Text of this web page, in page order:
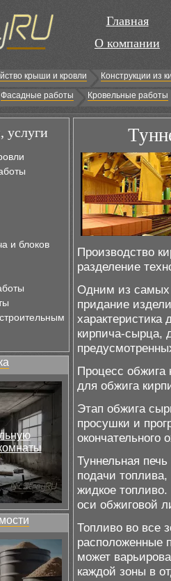
Главная
О компании
крыши и кровли
Конструкции из
Фасадные работы Кровельные работы
услуги
и блоков
Производство
разделение
Одним из самых
придание
характеристика
кирпича-сырца,
Процесс обжига
для обжига
Этап обжига
просушки и
окончательного
Туннельная
подачи топлива,
жидкое
оси обжиговой
Топливо во все
расположенные
может
каждой зоны в